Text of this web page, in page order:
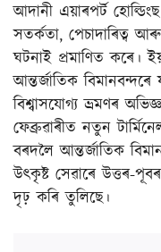
আদানী এয়াৰপৰ্ট
সতৰ্কতা, পেচাদাৰিত্ব আৰু
ঘটনাই প্ৰমাণিত কৰে।
আন্তৰ্জাতিক
বিশ্বাসযোগ্য ভ্ৰমণৰ
ফেব্ৰুৱাৰীত নতুন
বৰদলৈ আন্তৰ্জাতিক
উৎকৃষ্ট সেৱাৰে উত্তৰ-
দৃঢ় কৰি তুলিছে।